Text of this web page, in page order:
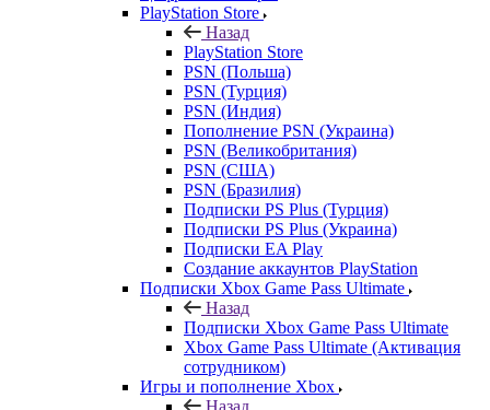
PlayStation Store
Назад
PlayStation Store
PSN (Польша)
PSN (Турция)
PSN (Индия)
Пополнение PSN (Украина)
PSN (Великобритания)
PSN (США)
PSN (Бразилия)
Подписки PS Plus (Турция)
Подписки PS Plus (Украина)
Подписки EA Play
Создание аккаунтов PlayStation
Подписки Xbox Game Pass Ultimate
Назад
Подписки Xbox Game Pass Ultimate
Xbox Game Pass Ultimate (Активация
сотрудником)
Игры и пополнение Xbox
Назад